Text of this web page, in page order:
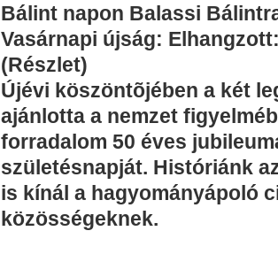
Bálint napon Balassi
Vasárnapi újság:
(Részlet)
Újévi köszöntõjében a két
ajánlotta a nemzet
forradalom 50 éves
születésnapját. Históriánk
is kínál a hagyományápoló
közösségeknek.